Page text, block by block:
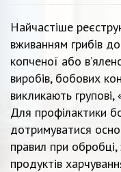
Найчастіше
вживанням грибів
копченої або
виробів, бобових
викликають
Для профілактики
дотримуватися
правил при обробці,
продуктів